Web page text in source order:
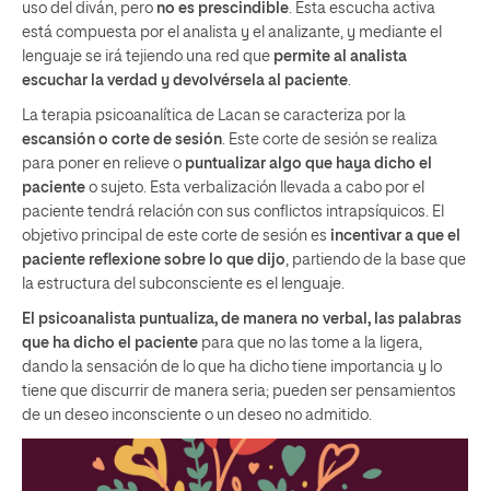
uso del diván, pero no es prescindible. Esta escucha activa
está compuesta por el analista y el analizante, y mediante el
lenguaje se irá tejiendo una red que permite al analista
escuchar la verdad y devolvérsela al paciente.
La terapia psicoanalítica de Lacan se caracteriza por la
escansión o corte de sesión. Este corte de sesión se realiza
para poner en relieve o puntualizar algo que haya dicho el
paciente o sujeto. Esta verbalización llevada a cabo por el
paciente tendrá relación con sus conflictos intrapsíquicos. El
objetivo principal de este corte de sesión es incentivar a que el
paciente reflexione sobre lo que dijo, partiendo de la base que
la estructura del subconsciente es el lenguaje.
El psicoanalista puntualiza, de manera no verbal, las palabras
que ha dicho el paciente para que no las tome a la ligera,
dando la sensación de lo que ha dicho tiene importancia y lo
tiene que discurrir de manera seria; pueden ser pensamientos
de un deseo inconsciente o un deseo no admitido.